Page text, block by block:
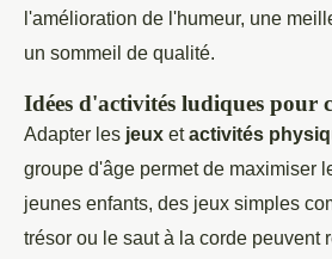
l'amélioration de l'humeur, une
un sommeil de qualité.
Idées d'activités ludiques pour
Adapter les jeux etactivités
groupe d'âge permet de maximiser
jeunes enfants, des jeux simples
trésor ou le saut à la corde peuvent